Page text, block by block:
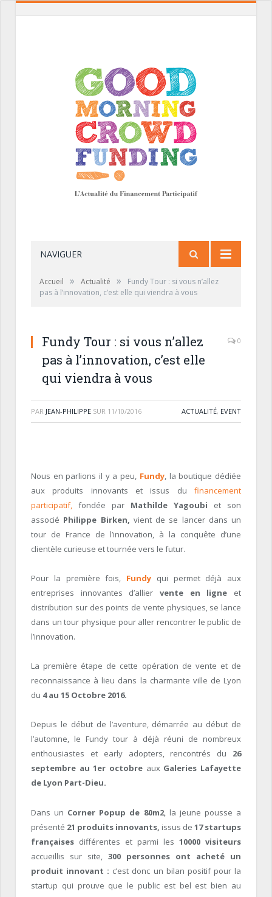
NAVIGUER
Accueil » Actualité »
Fundy Tour : si vous n’allez
pas à l’innovation, c’est elle qui viendra à vous
Fundy Tour : si vous n’allez
pas à l’innovation, c’est elle
qui viendra à vous
0
PAR JEAN-PHILIPPE SUR 11/10/2016 ACTUALITÉ, EVENT
Nous en parlions il y a peu, Fundy, la boutique dédiée
aux produits innovants et issus du financement
participatif, fondée par Mathilde Yagoubi et son
associé Philippe Birken, vient de se lancer dans un
tour de France de l’innovation, à la conquête d’une
clientèle curieuse et tournée vers le futur.
Pour la première fois, Fundy qui permet déjà aux
entreprises innovantes d’allier vente en ligne et
distribution sur des points de vente physiques, se lance
dans un tour physique pour aller rencontrer le public de
l’innovation.
La première étape de cette opération de vente et de
reconnaissance à lieu dans la charmante ville de Lyon
du 4 au 15 Octobre 2016.
Depuis le début de l’aventure, démarrée au début de
l’automne, le Fundy tour à déjà réuni de nombreux
enthousiastes et early adopters, rencontrés du 26
septembre au 1er octobre aux Galeries Lafayette
de Lyon Part-Dieu.
Dans un Corner Popup de 80m2, la jeune pousse a
présenté 21 produits innovants, issus de 17 startups
françaises différentes et parmi les 10000 visiteurs
accueillis sur site, 300 personnes ont acheté un
produit innovant : c’est donc un bilan positif pour la
startup qui prouve que le public est bel est bien au